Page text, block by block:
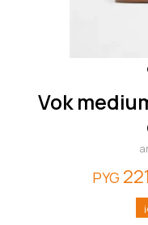
vok medium orange - medium
PYG